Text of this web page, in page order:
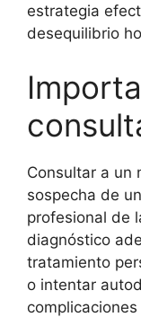
estrategia
desequilibrio
Consultar a un
sospecha de
profesional de
diagnóstico
tratamiento
o intentar